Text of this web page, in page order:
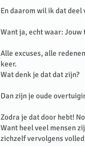
En daarom wil ik dat deel
Want ja, echt waar: Jouw
Alle excuses, alle
keer.
Wat denk je dat dat zijn?
Dan zijn je oude
Zodra je dat door hebt!
Want heel veel mensen
zichzelf vervolgens